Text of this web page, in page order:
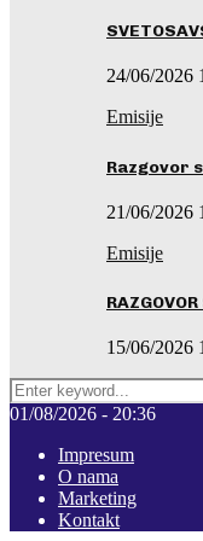
24/06/2026
Emisije
Razgovor
21/06/2026
Emisije
15/06/2026
Search
for:
01/08/2026 - 20:36
Impresum
O nama
Marketing
Kontakt